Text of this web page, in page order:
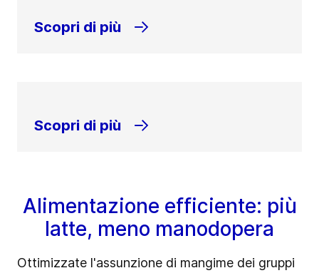
Scopri di più
Scopri di più
Alimentazione efficiente: più
latte, meno manodopera
Ottimizzate l'assunzione di mangime dei gruppi